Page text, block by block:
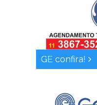
GE confira!